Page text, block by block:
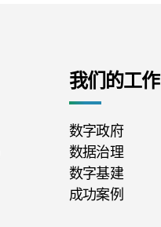
我们的工作
数字政府
数据治理
数字基建
成功案例